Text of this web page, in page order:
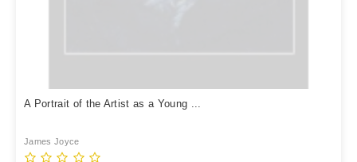
A Portrait of the Artist as a Young ...
James Joyce